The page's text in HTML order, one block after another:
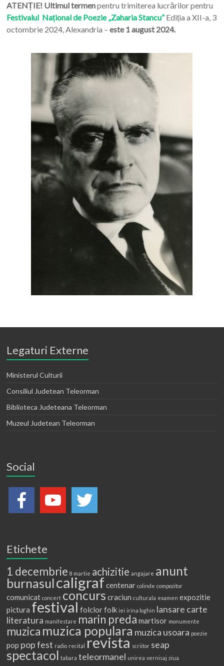
ATENȚIE! Ultimul termenpentru trimiterea lucrărilor pentru
Festivalul Național de Poezie „Zaharia Stancu”Ediția a XII-a, 3
octombrie 2024, Alexandria – este 1 august 2024.
Legaturi Externe
Ministerul Culturii
Consiliul Judetean Teleorman
Biblioteca Judeteana Teleorman
Muzeul Judetean Teleorman
Social
Etichete
1 decembrie 8 martie achizitie angajare anunt
burnasulcaligraf centenar colinde compozitor
comunicat concert concurs craciun culturala examen expozitie
pictura festival folclorfolk iei irina loghin lansare carte
literatura manifestare marin preda martisor monumente
muzica muzica populara muzica usoara poezie
pop pop fest radio recital revista scriitor seap
spectacol tabara teleormanel unirea vernisaj ziua